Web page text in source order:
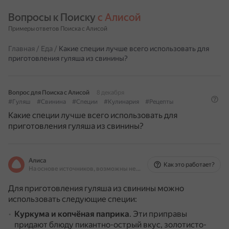
Вопросы к Поиску с Алисой
Примеры ответов Поиска с Алисой
Главная / Еда / Какие специи лучше всего использовать для
приготовления гуляша из свинины?
Вопрос для Поиска с Алисой
8 декабря
#Гуляш
#Свинина #Специи #Кулинария #Рецепты
Какие специи лучше всего использовать для
приготовления гуляша из свинины?
Алиса
На основе источников, возможны неточности
Как это работает?
Для приготовления гуляша из свинины можно
использовать следующие специи:
Куркума и копчёная паприка. Эти приправы
придают блюду пикантно-острый вкус, золотисто-